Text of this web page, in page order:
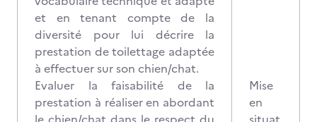
et en tenant compte de la
diversité pour lui décrire la
prestation de toilettage adaptée
à effectuer sur son chien/chat.
Evaluer la faisabilité de la
prestation à réaliser en abordant
Mise
en